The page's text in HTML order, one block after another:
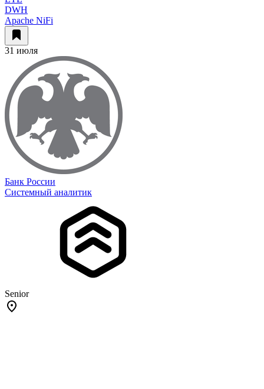
DWH
Apache NiFi
31 июля
Банк России
Системный аналитик
Senior